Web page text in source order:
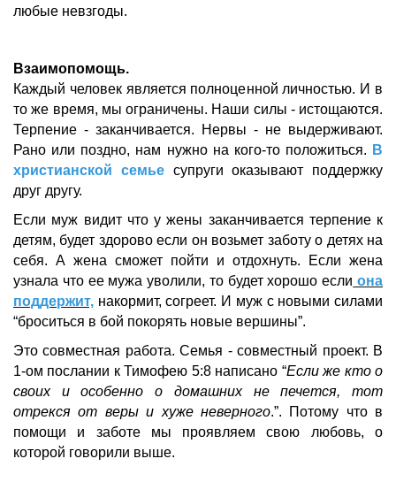
любые невзгоды.
Взаимопомощь.
Каждый человек является полноценной личностью. И в
то же время, мы ограничены. Наши силы - истощаются.
Терпение - заканчивается. Нервы - не выдерживают.
Рано или поздно, нам нужно на кого-то положиться. В
христианской семье супруги оказывают поддержку
друг другу.
Если муж видит что у жены заканчивается терпение к
детям, будет здорово если он возьмет заботу о детях на
себя. А жена сможет пойти и отдохнуть. Если жена
узнала что ее мужа уволили, то будет хорошо если она
поддержит, накормит, согреет. И муж с новыми силами
“броситься в бой покорять новые вершины”.
Это совместная работа. Семья - совместный проект. В
1-ом послании к Тимофею 5:8 написано “Если же кто о
своих и особенно о домашних не печется, тот
отрекся от веры и хуже неверного.”. Потому что в
помощи и заботе мы проявляем свою любовь, о
которой говорили выше.